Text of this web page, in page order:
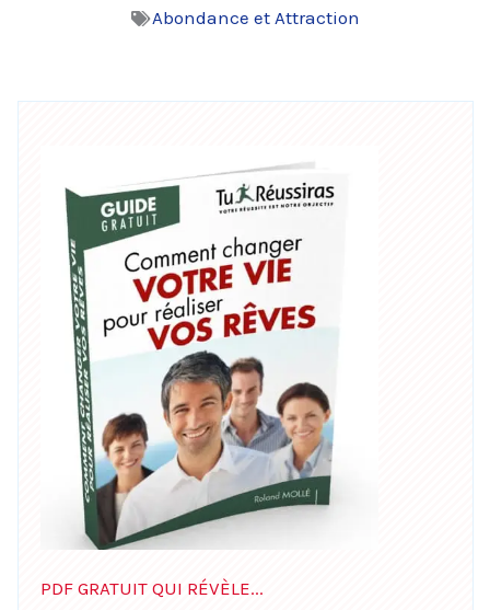
Abondance et Attraction
PDF GRATUIT QUI RÉVÈLE...